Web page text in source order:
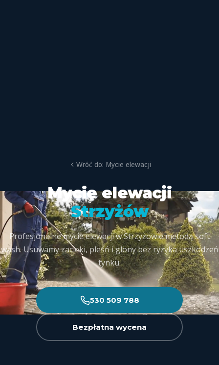
Wróć do: Mycie elewacji
Mycie elewacji
Strzyżów
Profesjonalne mycie elewacji w Strzyżowie metodą soft
wash. Usuwamy zacieki, pleśń i glony bez ryzyka uszkodzeń
tynku.
530 509 788
Bezpłatna wycena